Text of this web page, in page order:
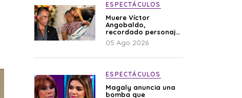
ESPECTÁCULOS
Muere Víctor
Angobaldo,
recordado personaje
de la farándula y
expareja de Shirley
05 Ago 2026
ESPECTÁCULOS
Magaly anuncia una
bomba que